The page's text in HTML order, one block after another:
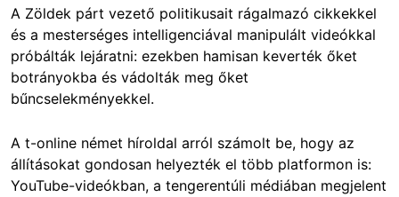
A Zöldek párt vezető politikusait rágalmazó cikkekkel
és a mesterséges intelligenciával manipulált videókkal
próbálták lejáratni: ezekben hamisan keverték őket
botrányokba és vádolták meg őket
bűncselekményekkel.
A t-online német híroldal arról számolt be, hogy az
állításokat gondosan helyezték el több platformon is:
YouTube-videókban, a tengerentúli médiában megjelent